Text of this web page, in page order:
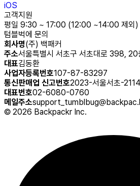
iOS
고객지원
평일 9:30 ~ 17:00 (12:00 ~14:00 제외)
텀블벅에 문의
회사명(주) 백패커
주소서울특별시 서초구 서초대로 398, 20
대표김동환
사업자등록번호107-87-83297
통신판매업 신고번호2023-서울서초-
대표번호02-6080-0760
메일주소
© 2026 Backpackr Inc.